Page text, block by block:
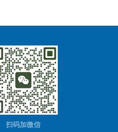
扫码加微信